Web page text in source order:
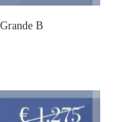
B